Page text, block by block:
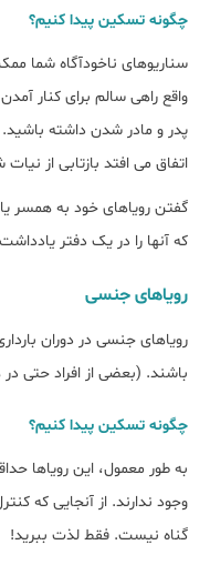
چگونه تسکین پیدا کنیم؟
سناریوهای ناخودآگاه شما
واقع راهی سالم برای کنار
پدر و مادر شدن داشته
اتفاق می افتد بازتابی از
گفتن رویاهای خود به همسر
که آنها را در یک دفتر
رویاهای جنسی
رویاهای جنسی در دوران
باشند. (بعضی از افراد حتی
چگونه تسکین پیدا کنیم؟
به طور معمول، این رویاها
وجود ندارند. از آنجایی که
گناه نیست. فقط لذت ببرید!